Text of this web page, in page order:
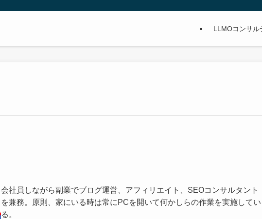
LLMOコンサル
会社員しながら副業でブログ運営、アフィリエイト、SEOコンサルタント
を兼務。原則、家にいる時は常にPCを開いて何かしらの作業を実施してい
る。